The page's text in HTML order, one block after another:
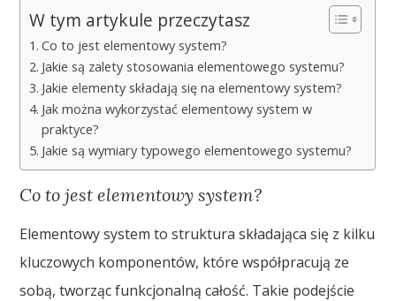
W tym artykule przeczytasz
Co to jest elementowy system?
Jakie są zalety stosowania elementowego systemu?
Jakie elementy składają się na elementowy system?
Jak można wykorzystać elementowy system w
praktyce?
Jakie są wymiary typowego elementowego systemu?
Co to jest elementowy system?
Elementowy system to struktura składająca się z kilku
kluczowych komponentów, które współpracują ze
sobą, tworząc funkcjonalną całość. Takie podejście